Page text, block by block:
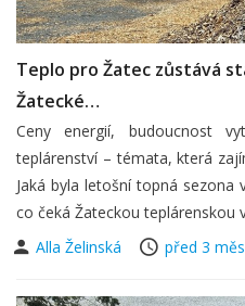
Teplo pro Žatec zůstává
Žatecké…
Ceny energií, budoucnost
teplárenství – témata, která
Jaká byla letošní topná sezona
co čeká Žateckou teplárenskou
Alla Želinská
před 3